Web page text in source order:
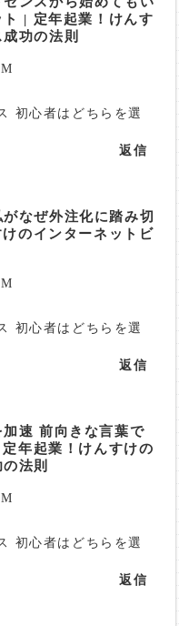
| 定年起業！けんす
功の法則
初心者はどちらを選
返信
なぜ外注化に踏み切
のインターネットビ
初心者はどちらを選
返信
速 前向きな言葉で
年起業！けんすけの
法則
初心者はどちらを選
返信